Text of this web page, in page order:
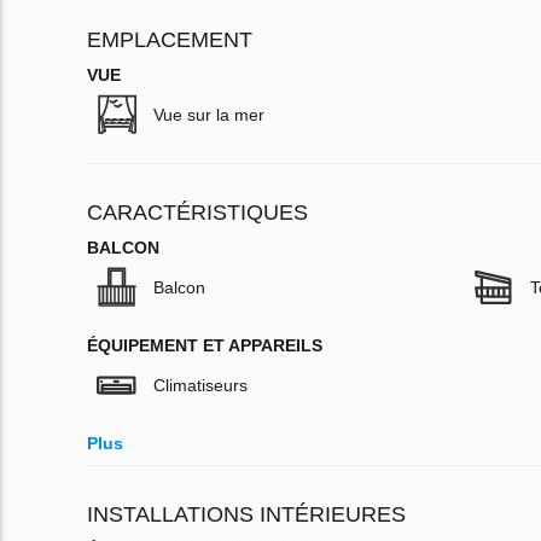
EMPLACEMENT
VUE
Vue sur la mer
CARACTÉRISTIQUES
BALCON
Balcon
ÉQUIPEMENT ET APPAREILS
Climatiseurs
Plus
INSTALLATIONS INTÉRIEURES